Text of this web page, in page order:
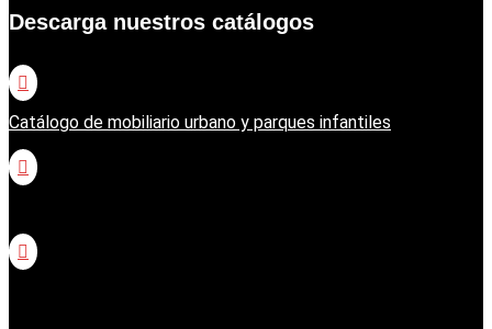
Descarga nuestros catálogos

Catálogo de mobiliario urbano y parques infantiles

